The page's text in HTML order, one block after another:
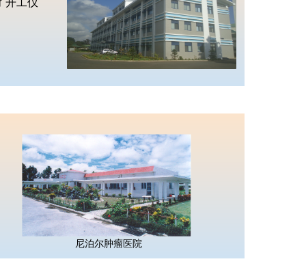
开工仪
尼泊尔肿瘤医院